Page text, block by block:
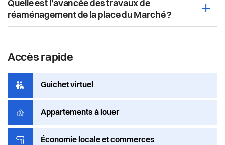
Quelle est l’avancée des travaux de
réaménagement de la place du Marché ?
Accès rapide
Liens
d'accès
Guichet virtuel
Appartements à louer
Économie locale et commerces